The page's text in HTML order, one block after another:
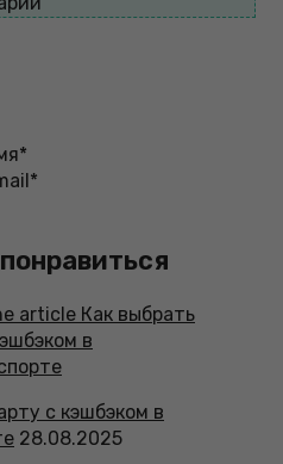
с кэшбэком в
28.08.2025